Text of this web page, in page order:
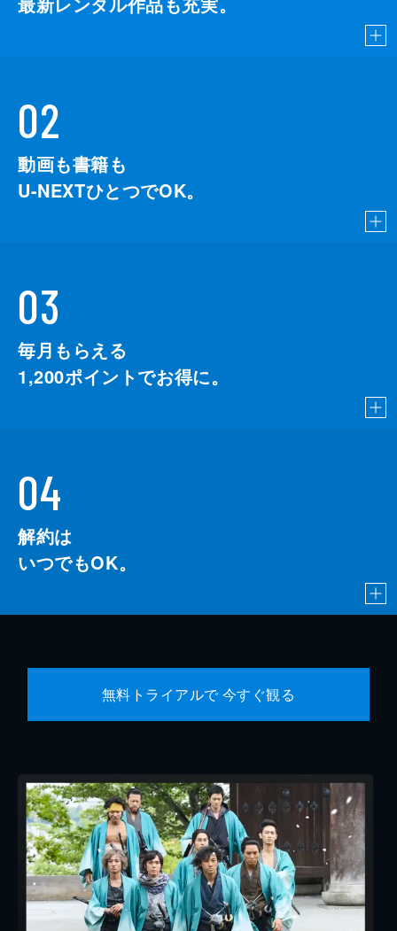
02
動画も書籍も
U-NEXTひとつでOK。
03
毎月もらえる
1,200ポイントでお得に。
04
解約は
いつでもOK。
無料トライアルで 今すぐ観る